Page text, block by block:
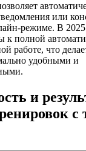
или
режиме. В 2025
к полной
работе, что
удобными и
и
с